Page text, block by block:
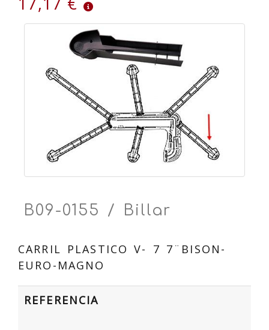
B09-0155 / Billar
CARRIL PLASTICO V- 7 7¨BISON-
EURO-MAGNO
REFERENCIA